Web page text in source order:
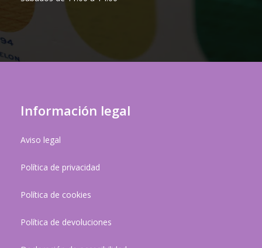
Información legal
Aviso legal
Política de privacidad
Política de cookies
Política de devoluciones